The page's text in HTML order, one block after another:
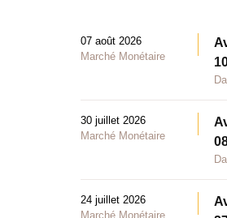
07 août 2026
Marché Monétaire
30 juillet 2026
Marché Monétaire
24 juillet 2026
Marché Monétaire